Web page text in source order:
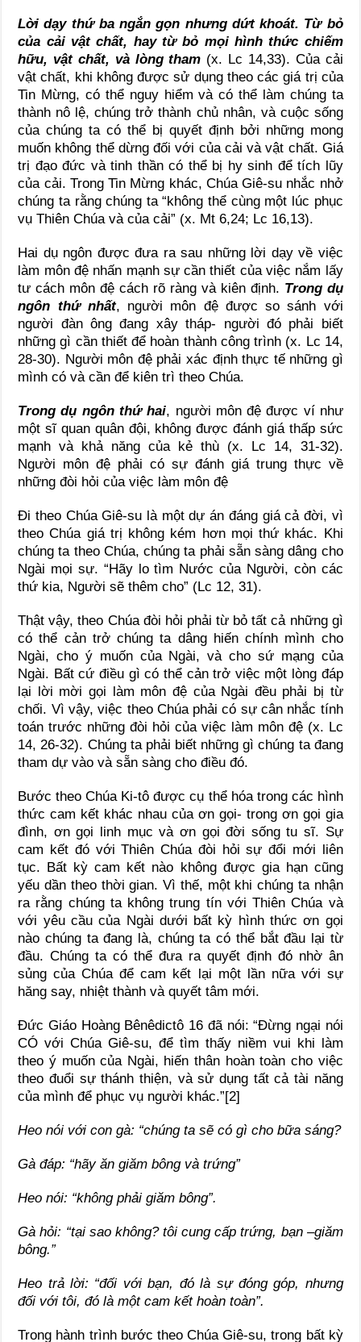
Lời dạy thứ ba ngắn gọn nhưng dứt khoát. Từ bỏ
của cải vật chất, hay từ bỏ mọi hình thức chiếm
hữu, vật chất, và lòng tham (x. Lc 14,33). Của cải
vật chất, khi không được sử dụng theo các giá trị của
Tin Mừng, có thể nguy hiểm và có thể làm chúng ta
thành nô lệ, chúng trở thành chủ nhân, và cuộc sống
của chúng ta có thể bị quyết định bởi những mong
muốn không thể dừng đối với của cải và vật chất. Giá
trị đạo đức và tinh thần có thể bị hy sinh để tích lũy
của cải. Trong Tin Mừng khác, Chúa Giê-su nhắc nhở
chúng ta rằng chúng ta “không thể cùng một lúc phục
vụ Thiên Chúa và của cải” (x. Mt 6,24; Lc 16,13).
Hai dụ ngôn được đưa ra sau những lời dạy về việc
làm môn đệ nhấn mạnh sự cần thiết của việc nắm lấy
tư cách môn đệ cách rõ ràng và kiên định. Trong dụ
ngôn thứ nhất, người môn đệ được so sánh với
người đàn ông đang xây tháp- người đó phải biết
những gì cần thiết để hoàn thành công trình (x. Lc 14,
28-30). Người môn đệ phải xác định thực tế những gì
mình có và cần để kiên trì theo Chúa.
Trong dụ ngôn thứ hai, người môn đệ được ví như
một sĩ quan quân đội, không được đánh giá thấp sức
mạnh và khả năng của kẻ thù (x. Lc 14, 31-32).
Người môn đệ phải có sự đánh giá trung thực về
những đòi hỏi của việc làm môn đệ
Đi theo Chúa Giê-su là một dự án đáng giá cả đời, vì
theo Chúa giá trị không kém hơn mọi thứ khác. Khi
chúng ta theo Chúa, chúng ta phải sẵn sàng dâng cho
Ngài mọi sự. “Hãy lo tìm Nước của Người, còn các
thứ kia, Người sẽ thêm cho” (Lc 12, 31).
Thật vậy, theo Chúa đòi hỏi phải từ bỏ tất cả những gì
có thể cản trở chúng ta dâng hiến chính mình cho
Ngài, cho ý muốn của Ngài, và cho sứ mạng của
Ngài. Bất cứ điều gì có thể cản trở việc một lòng đáp
lại lời mời gọi làm môn đệ của Ngài đều phải bị từ
chối. Vì vậy, việc theo Chúa phải có sự cân nhắc tính
toán trước những đòi hỏi của việc làm môn đệ (x. Lc
14, 26-32). Chúng ta phải biết những gì chúng ta đang
tham dự vào và sẵn sàng cho điều đó.
Bước theo Chúa Ki-tô được cụ thể hóa trong các hình
thức cam kết khác nhau của ơn gọi- trong ơn gọi gia
đình, ơn gọi linh mục và ơn gọi đời sống tu sĩ. Sự
cam kết đó với Thiên Chúa đòi hỏi sự đổi mới liên
tục. Bất kỳ cam kết nào không được gia hạn cũng
yếu dần theo thời gian. Vì thế, một khi chúng ta nhận
ra rằng chúng ta không trung tín với Thiên Chúa và
với yêu cầu của Ngài dưới bất kỳ hình thức ơn gọi
nào chúng ta đang là, chúng ta có thể bắt đầu lại từ
đầu. Chúng ta có thể đưa ra quyết định đó nhờ ân
sủng của Chúa để cam kết lại một lần nữa với sự
hăng say, nhiệt thành và quyết tâm mới.
Đức Giáo Hoàng Bênêdictô 16 đã nói: “Đừng ngại nói
CÓ với Chúa Giê-su, để tìm thấy niềm vui khi làm
theo ý muốn của Ngài, hiến thân hoàn toàn cho việc
theo đuổi sự thánh thiện, và sử dụng tất cả tài năng
của mình để phục vụ người khác.”[2]
Heo nói với con gà: “chúng ta sẽ có gì cho bữa sáng?
Gà đáp: “hãy ăn giăm bông và trứng”
Heo nói: “không phải giăm bông”.
Gà hỏi: “tại sao không? tôi cung cấp trứng, bạn –giăm
bông.”
Heo trả lời: “đối với bạn, đó là sự đóng góp, nhưng
đối với tôi, đó là một cam kết hoàn toàn”.
Trong hành trình bước theo Chúa Giê-su, trong bất kỳ